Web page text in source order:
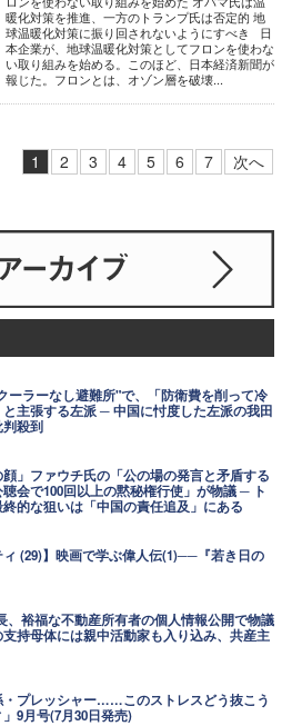
暖化対策を推進、一方のトランプ氏は否定的 地
球温暖化対策に振り回されないようにすべき 日
本企業が、地球温暖化対策としてフロンを使わな
い取り組みを始める。このほど、日本経済新聞が
報じた。フロンとは、オゾン層を破壊...
1 2 3 4 5 6 7 次へ
ーラーなし避難所"で、「防衛費を削って冷
主張する左派 ─ 中国に忖度した左派の我田
判殺到
顔」ファウチ氏の「公の場の発言と矛盾する
会で100回以上の黙秘権行使」が物議 ─ ト
的な狙いは「中国の責任追及」にある
ィ (29)】映画で学ぶ偉人伝(1)──『若き日の
、裕福な不動産所有者の個人情報公開で物議
持母体には親中活動家も入り込み、共産主
・プレッシャー……このストレスどう抜こう
」9月号(7月30日発売)